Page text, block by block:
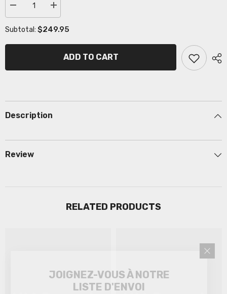
Decrease
quantity
UniStop
Chrono
Increase
quantity
UniStop
Chrono
Subtotal: $249.95
ADD TO CART
Description
Review
RELATED PRODUCTS
JOIGNEZ-VOUS À NOTRE
LISTE D'ENVOI